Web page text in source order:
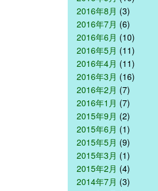
2016年8月 (3)
2016年7月 (6)
2016年6月 (10)
2016年5月 (11)
2016年4月 (11)
2016年3月 (16)
2016年2月 (7)
2016年1月 (7)
2015年9月 (2)
2015年6月 (1)
2015年5月 (9)
2015年3月 (1)
2015年2月 (4)
2014年7月 (3)